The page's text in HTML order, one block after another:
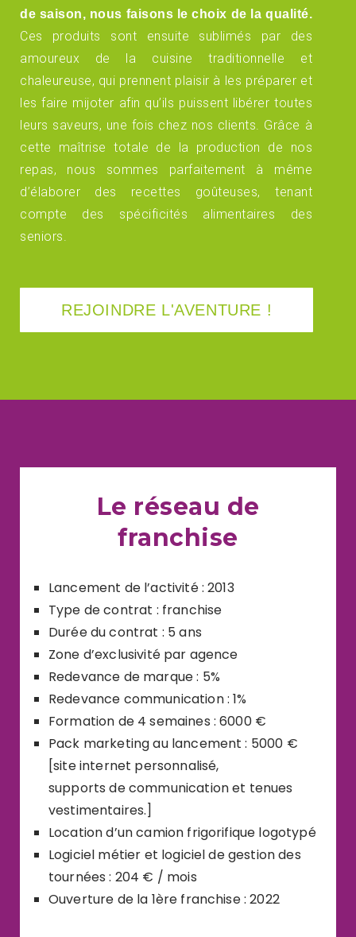
de saison, nous faisons le choix de la qualité.
Ces produits sont ensuite sublimés par des
amoureux de la cuisine traditionnelle et
chaleureuse, qui prennent plaisir à les préparer et
les faire mijoter afin qu’ils puissent libérer toutes
leurs saveurs, une fois chez nos clients. Grâce à
cette maîtrise totale de la production de nos
repas, nous sommes parfaitement à même
d’élaborer des recettes goûteuses, tenant
compte des spécificités alimentaires des
seniors.
REJOINDRE L'AVENTURE !
Le réseau de
franchise
Lancement de l’activité : 2013
Type de contrat : franchise
Durée du contrat : 5 ans
Zone d’exclusivité par agence
Redevance de marque : 5%
Redevance communication : 1%
Formation de 4 semaines : 6000 €
Pack marketing au lancement : 5000 €
[site internet personnalisé,
supports de communication et tenues
vestimentaires.]
Location d’un camion frigorifique logotypé
Logiciel métier et logiciel de gestion des
tournées : 204 € / mois
Ouverture de la 1ère franchise : 2022